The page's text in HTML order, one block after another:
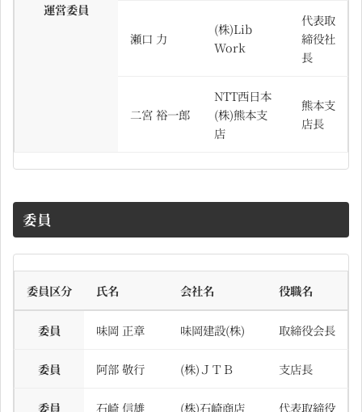
運営委員
瀬口 力
(株)Lib
Work
代表取
締役社
長
二宮 裕一郎
NTT西日本
(株)熊本支
店
熊本支
店長
委員
委員区分 氏名 会社名 役職名
委員 味岡 正章 味岡建設(株) 取締役会長
委員 阿部 敬行 (株)ＪＴＢ 支店長
委員 石崎 信雄 (株)石崎商店 代表取締役